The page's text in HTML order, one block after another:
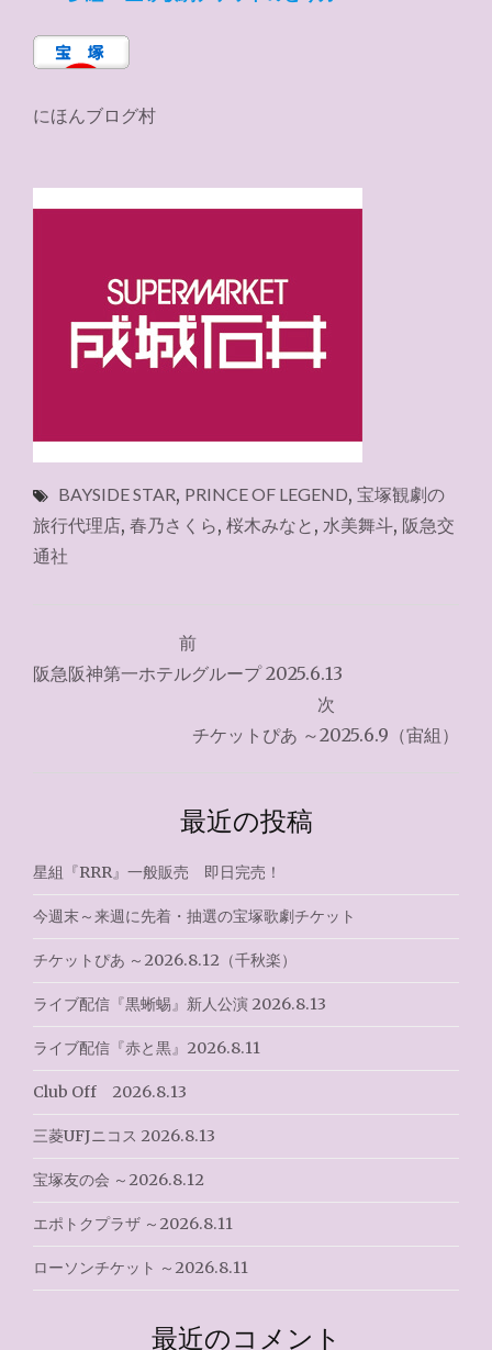
にほんブログ村
BAYSIDE STAR, PRINCE OF LEGEND, 宝塚観劇の
旅行代理店, 春乃さくら, 桜木みなと , 水美舞斗, 阪急交
通社
稿
シ
ョ
ン
前
阪急阪神第一ホテルグループ 2025.6.13
次
チケットぴあ ～2025.6.9（宙組）
最近の投稿
星組『RRR』一般販売 即日完売！
今週末～来週に先着・抽選の宝塚歌劇チケット
チケットぴあ ～2026.8.12（千秋楽）
ライブ配信『黒蜥蜴』新人公演 2026.8.13
ライブ配信『赤と黒』2026.8.11
Club Off 2026.8.13
三菱UFJニコス 2026.8.13
宝塚友の会 ～2026.8.12
エポトクプラザ ～2026.8.11
ローソンチケット ～2026.8.11
最近のコメント